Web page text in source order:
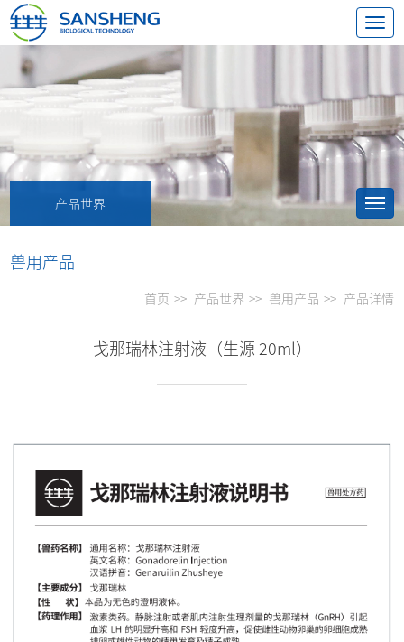
产品世界
兽用产品
首页 >> 产品世界 >> 兽用产品 >> 产品详情
戈那瑞林注射液（生源 20ml）